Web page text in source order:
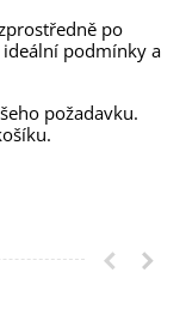
po
podmínky a
požadavku.